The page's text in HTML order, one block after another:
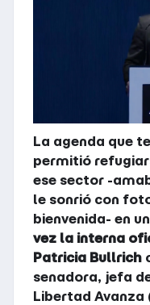
La agenda que
permitió
ese sector -
le sonrió con
bienvenida- en
vez la interna
Patricia Bullrich
senadora, jefa
Libertad Avanza